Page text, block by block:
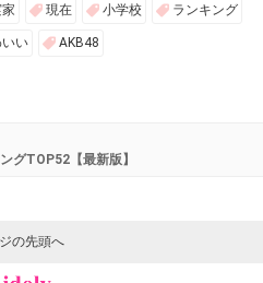
現在 小学校 ランキング
い AKB48
グTOP52【最新版】
の先頭へ